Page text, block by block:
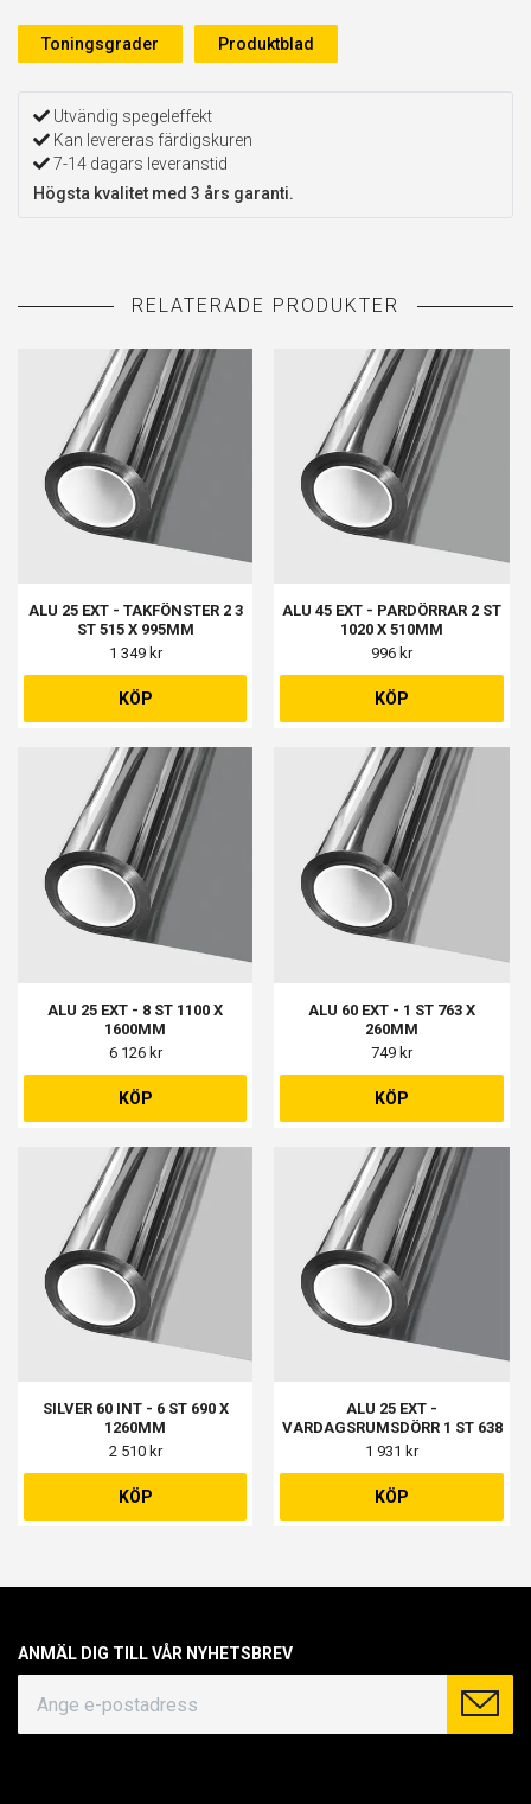
Toningsgrader Produktblad
Utvändig spegeleffekt
Kan levereras färdigskuren
7-14 dagars leveranstid
Högsta kvalitet med 3 års garanti.
ALU 25 EXT - TAKFÖNSTER 2 3
ST 515 X 995MM
1 349 kr
KÖP
ALU 45 EXT - PARDÖRRAR 2 ST
1020 X 510MM
996 kr
KÖP
ALU 25 EXT - 8 ST 1100 X
1600MM
6 126 kr
KÖP
ALU 60 EXT - 1 ST 763 X
260MM
749 kr
KÖP
SILVER 60 INT - 6 ST 690 X
1260MM
2 510 kr
KÖP
ALU 25 EXT -
VARDAGSRUMSDÖRR 1 ST 638
X 1058MM,
1158 X 1258MM
1 931 kr
KÖP
ANMÄL DIG TILL VÅR NYHETSBREV